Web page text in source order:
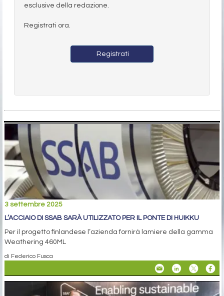
esclusive della redazione.
Registrati ora.
Registrati
3 settembre 2025
L’ACCIAIO DI SSAB SARÀ UTILIZZATO PER IL PONTE DI HUIKKU
Per il progetto finlandese l’azienda fornirà lamiere della gamma
Weathering 460ML
di Federico Fusca